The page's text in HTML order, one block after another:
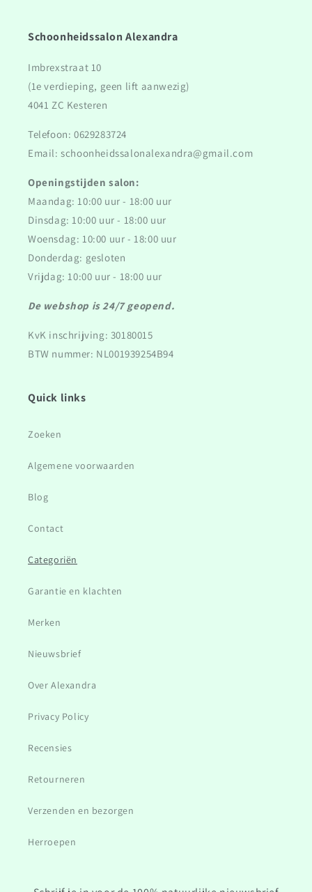
Schoonheidssalon Alexandra
Imbrexstraat 10
(1e verdieping, geen lift aanwezig)
4041 ZC Kesteren
Telefoon: 0629283724
Email: schoonheidssalonalexandra@gmail.com
Openingstijden salon:
Maandag: 10:00 uur - 18:00 uur
Dinsdag: 10:00 uur - 18:00 uur
Woensdag: 10:00 uur - 18:00 uur
Donderdag: gesloten
Vrijdag: 10:00 uur - 18:00 uur
De webshop is 24/7 geopend.
KvK inschrijving: 30180015
BTW nummer: NL001939254B94
Quick links
Zoeken
Algemene voorwaarden
Blog
Contact
Categoriën
Garantie en klachten
Merken
Nieuwsbrief
Over Alexandra
Privacy Policy
Recensies
Retourneren
Verzenden en bezorgen
Herroepen